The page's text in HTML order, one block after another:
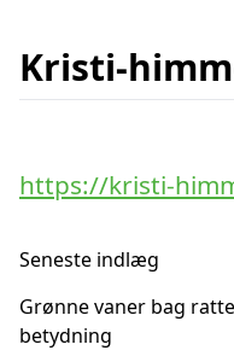
Kristi-
https://kristi-
Seneste indlæg
Grønne vaner bag
betydning